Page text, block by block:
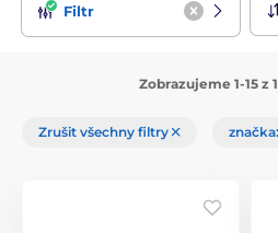
Filtr
Zobrazujeme 1-15 z
Zrušit všechny filtry